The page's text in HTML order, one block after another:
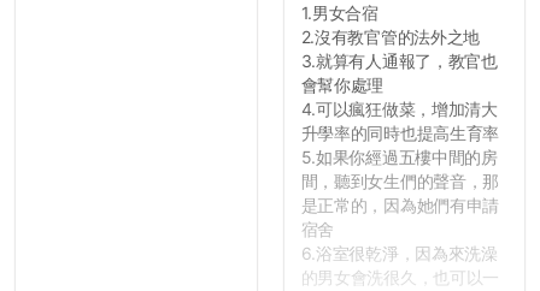
1.男女合宿
2.沒有教官管的法外之地
3.就算有人通報了，教官也
會幫你處理
4.可以瘋狂做菜，增加清大
升學率的同時也提高生育率
5.如果你經過五樓中間的房
間，聽到女生們的聲音，那
是正常的，因為她們有申請
宿舍
6.浴室很乾淨，因為來洗澡
的男女會洗很久，也可以一